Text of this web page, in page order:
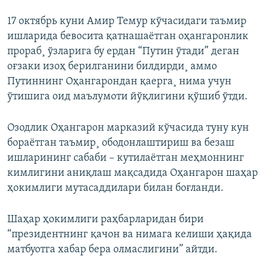
17 октябрь куни Амир Темур кўчасидаги таъмир
ишларида бевосита қатнашаëтган оҳангаронлик
прораб¸ ўзларига бу ердан “Путин ўтади” деган
оғзаки изоҳ берилганини билдирди¸ аммо
Путиннинг Оҳангарондан қаерга¸ нима учун
ўтишига оид маълумоти йўқлигини қўшиб ўтди.
Озодлик Оҳангарон марказий кўчасида туну кун
бораëтган таъмир¸ ободонлаштириш ва безаш
ишларининг сабаби – кутилаëтган меҳмоннинг
кимлигини аниқлаш мақсадида Оҳангарон шаҳар
ҳокимлиги мутасаддилари билан боғланди.
Шаҳар ҳокимлиги раҳбарларидан бири
“президентнинг қачон ва нимага келиши ҳақида
матбуотга хабар бера олмаслигини” айтди.